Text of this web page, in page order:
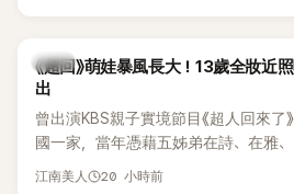
韓星
《超回》萌娃暴風長大！13歲全妝
出
曾出演KBS親子實境節目《超人回來了
國一家，當年憑藉五姊弟在詩、在雅
（雪秀大）的可愛互動圈粉無數。隨
江南美人 20 小時前